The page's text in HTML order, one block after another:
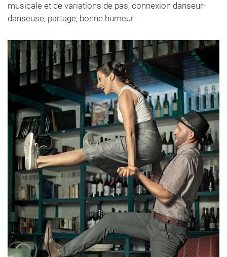
musicale et de variations de pas, connexion danseur-
danseuse, partage, bonne humeur.